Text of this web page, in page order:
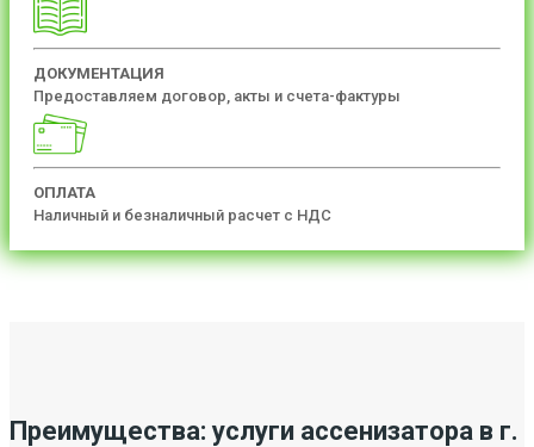
ДОКУМЕНТАЦИЯ
Предоставляем договор, акты и счета-фактуры
ОПЛАТА
Наличный и безналичный расчет с НДС
Преимущества: услуги ассенизатора в г.